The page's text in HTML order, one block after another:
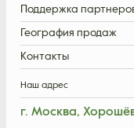
Поддержка
География продаж
Контакты
Наш адрес
г. Москва,